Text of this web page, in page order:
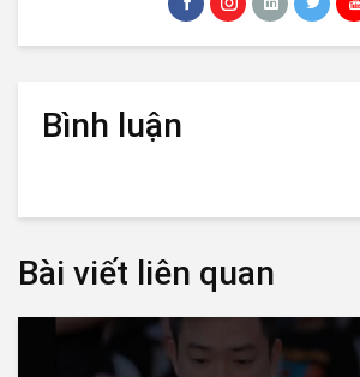
Bình luận
Bài viết liên quan